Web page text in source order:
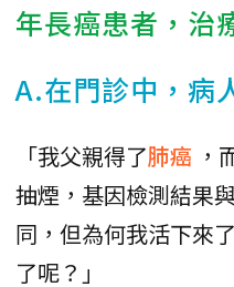
年長癌患者，治
A.在門診中，病
「我父親得了肺癌 ，
抽煙，基因檢測結果
同，但為何我活下來
了呢？」